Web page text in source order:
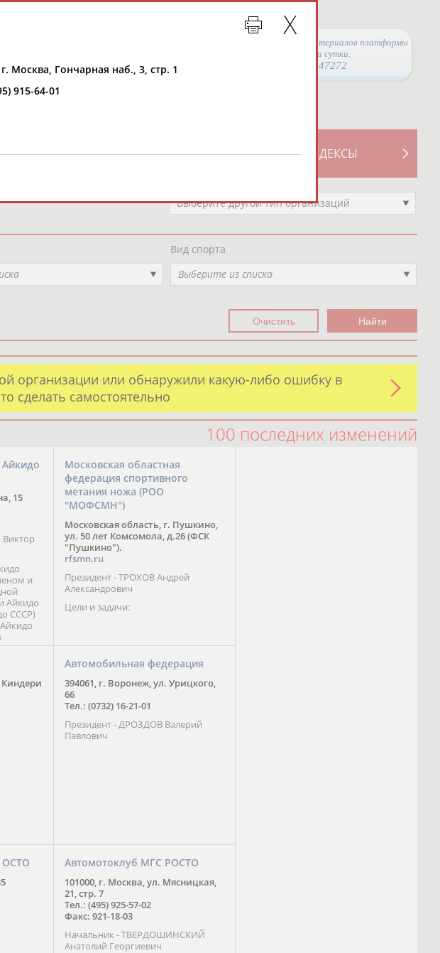
Просмотры материалов платформы
за сутки:
47272
СВОДНЫЕ ИНДЕКСЫ
ТАБЛО АКТИВНОСТИ
Выберите другой тип организаций
Вид спорта
Выберите из списка
организации или обнаружили какую-либо ошибку в
сделать самостоятельно
100 последних изменений
Айкидо
15
и
Айкидо
СССР)
Московская областная
федерация спортивного
метания ножа (РОО
"МОФСМН")
Московская область, г. Пушкино,
ул. 50 лет Комсомола, д.26 (ФСК
"Пушкино").
rfsmn.ru
Президент - ТРОХОВ Андрей
Александрович
Цели и задачи:
Автомобильная федерация
394061, г. Воронеж, ул. Урицкого,
66
Тел.: (0732) 16-21-01
Президент - ДРОЗДОВ Валерий
Павлович
ОСТО Автомотоклуб МГС РОСТО
101000, г. Москва, ул. Мясницкая,
21, стр. 7
Тел.: (495) 925-57-02
Факс: 921-18-03
Начальник - ТВЕРДОШИНСКИЙ
Анатолий Георгиевич
Москва, Гончарная наб., 3, стр. 1
915-64-01